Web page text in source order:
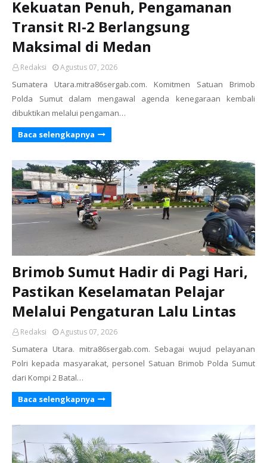
Kekuatan Penuh, Pengamanan
Transit RI-2 Berlangsung
Maksimal di Medan
Redaksi Agustus 07, 2026
Sumatera Utara.mitra86sergab.com. Komitmen Satuan Brimob
Polda Sumut dalam mengawal agenda kenegaraan kembali
dibuktikan melalui pengaman…
Baca selengkapnya
Brimob Sumut Hadir di Pagi Hari,
Pastikan Keselamatan Pelajar
Melalui Pengaturan Lalu Lintas
Redaksi Agustus 07, 2026
Sumatera Utara. mitra86sergab.com. Sebagai wujud pelayanan
Polri kepada masyarakat, personel Satuan Brimob Polda Sumut
dari Kompi 2 Batal…
Baca selengkapnya